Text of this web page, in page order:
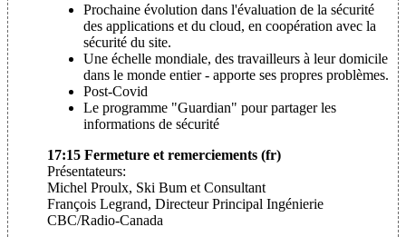
Prochaine évolution dans l'évaluation de la sécurité
des applications et du cloud, en coopération avec la
sécurité du site.
Une échelle mondiale, des travailleurs à leur domicile
dans le monde entier - apporte ses propres problèmes.
Post-Covid
Le programme "Guardian" pour partager les
informations de sécurité
17:15 Fermeture et remerciements (fr)
Présentateurs:
Michel Proulx, Ski Bum et Consultant
François Legrand, Directeur Principal Ingénierie
CBC/Radio-Canada